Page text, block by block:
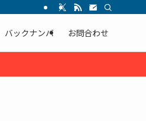
バックナンバ お問合わせ